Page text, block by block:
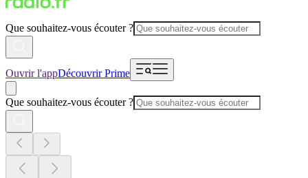
Que souhaitez-vous écouter ?
Ouvrir l'appDécouvrir Prime
Que souhaitez-vous écouter ?